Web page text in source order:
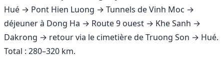
Hué → Pont Hien Luong → Tunnels de Vinh Moc →
déjeuner à Dong Ha → Route 9 ouest → Khe Sanh →
Dakrong → retour via le cimetière de Truong Son → Hué.
Total : 280–320 km.